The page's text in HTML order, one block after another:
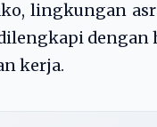
lingkungan
dengan
kerja.